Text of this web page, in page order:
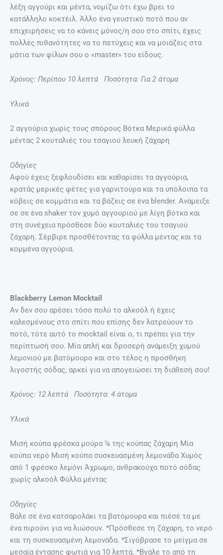
λέξη αγγούρι και μέντα, νομίζω ότι έχω βρει το
κατάλληλο κοκτέιλ. Άλλο ένα γευστικό ποτό που αν
επιχειρήσεις να το κάνεις μόνος/η σου στο σπίτι, έχεις
πολλές πιθανότητες να το πετύχεις και να μοιάζεις στα
μάτια των φίλων σου ο «master» του είδους.
Χρόνος: Περίπου 10 λεπτά Ποσότητα: Για 2 άτομα
Υλικά
2 αγγούρια χωρίς τους σπόρους Βότκα Μερικά φύλλα
μέντας 2 κουταλιές του τσαγιού λευκή ζάχαρη
Οδηγίες
Αφού έχεις ξεφλουδίσει και καθαρίσει τα αγγούρια,
κρατάς μερικές φέτες για γαρνιτούρα και τα υπόλοιπα τα
κόβεις σε κομμάτια και τα βάζεις σε ένα blender. Ανάμειξε
σε σε ένα shaker τον χυμό αγγουριού με λίγη βότκα και
στη συνέχεια πρόσθεσε δύο κουταλιές του τσαγιού
ζάχαρη. Σέρβιρε προσθέτοντας τα φύλλα μέντας και τα
κομμένα αγγούρια.
Blackberry Lemon Mocktail
Αν δεν σου αρέσει τόσο πολύ το αλκοόλ ή έχεις
καλεσμένους στο σπίτι που επίσης δεν λατρεύουν το
ποτό, τότε αυτό το mocktail είναι ο, τι πρέπει για την
περίπτωσή σου. Μία απλή και δροσερή ανάμειξη χυμού
λεμονιού με βατόμουρο και στο τέλος η προσθήκη
λιγοστής σόδας, αρκεί για να απογειώσει τη διάθεσή σου!
Χρόνος: 12 λεπτά Ποσότητα: 4 άτομα
Υλικά
Μισή κούπα φρέσκα μούρα ¼ της κούπας ζάχαρη Μία
κούπα νερό Μισή κούπα συσκευασμένη λεμονάδα Χυμός
από 1 φρέσκο λεμόνι Άχρωμο, ανθρακούχο ποτό σόδας
χωρίς αλκοόλ Φύλλα μέντας
Οδηγίες
Βάλε σε ένα κατσαρολάκι τα βατόμουρα και πιέσέ τα με
ένα πιρούνι για να λιώσουν. *Πρόσθεσε τη ζάχαρη, το νερό
και τη συσκευασμένη λεμονάδα. *Σιγόβρασε το μείγμα σε
μεσαία έντασης φωτιά για 10 λεπτά. *Βγάλε το από τη